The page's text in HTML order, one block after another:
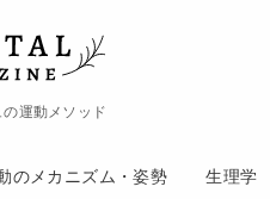
運動メソッド
のメカニズム・姿勢 生理学